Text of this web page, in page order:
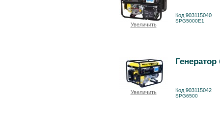
Увеличить
Код 903115040
SPG5000E1
Увеличить Код 903115042
SPG6500